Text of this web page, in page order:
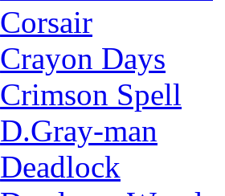
Corsair
Crayon Days
Crimson Spell
D.Gray-man
Deadlock